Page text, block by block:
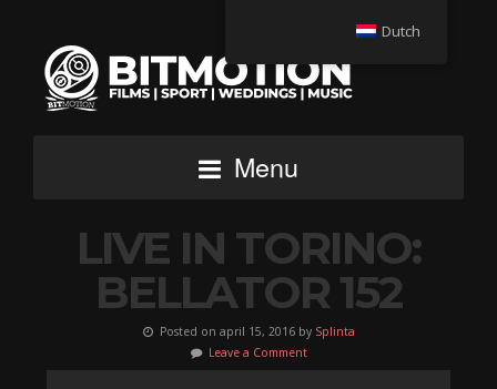
Menu
LIVE IN TORINO:
BELLATOR 152
Posted on april 15, 2016 by Splinta
Leave a Comment
Dutch